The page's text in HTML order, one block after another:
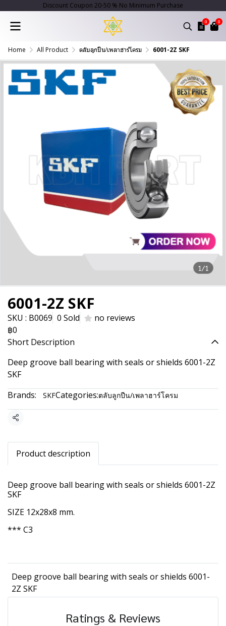
Discount Coupon 20-50 % No Minimum Purchase
0 0
Home All Product ตลับลูกปืน/เพลาฮาร์โครม 6001-2Z SKF
1/1
6001-2Z SKF
SKU : B0069 0 Sold
no reviews
฿0
Short Description
Deep groove ball bearing with seals or shields 6001-2Z
SKF
Brands:
SKFCategories:ตลับลูกปืน/เพลาฮาร์โครม
Share
Product description
Deep groove ball bearing with seals or shields 6001-2Z
SKF
SIZE 12x28x8 mm.
*** C3
Deep groove ball bearing with seals or shields 6001-
2Z SKF
Ratings & Reviews